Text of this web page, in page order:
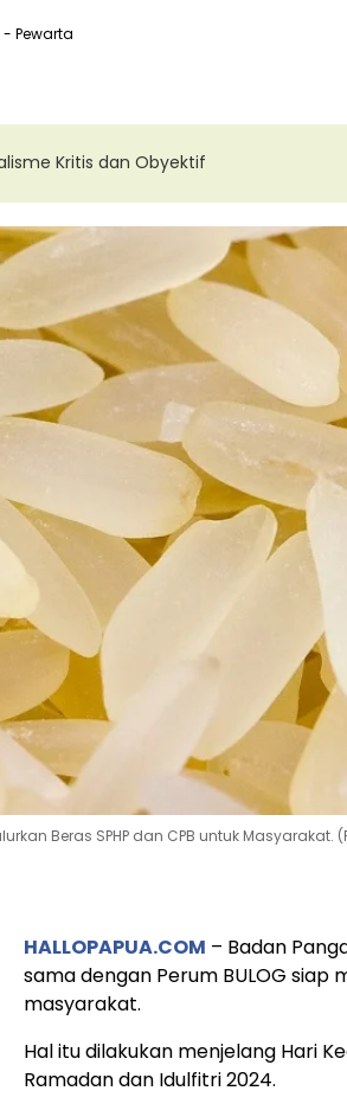
- Pewarta
Kritis dan Obyektif
Beras SPHP dan CPB untuk
HALLOPAPUA.COM – Badan
sama dengan Perum BULOG
masyarakat.
Hal itu dilakukan menjelang Hari
Ramadan dan Idulfitri 2024.